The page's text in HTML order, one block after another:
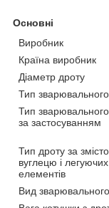
Основні
Виробник
Країна виробник
Діаметр дроту
Тип
Тип
за застосуванням
Тип дроту за
вуглецю і легуючих
елементів
Вид